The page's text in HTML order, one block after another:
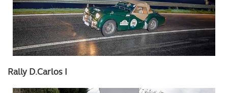
Rally D.Carlos I